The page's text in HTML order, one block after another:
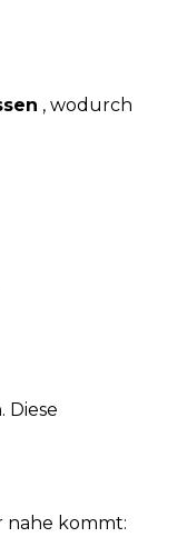
, wodurch
nahe kommt: